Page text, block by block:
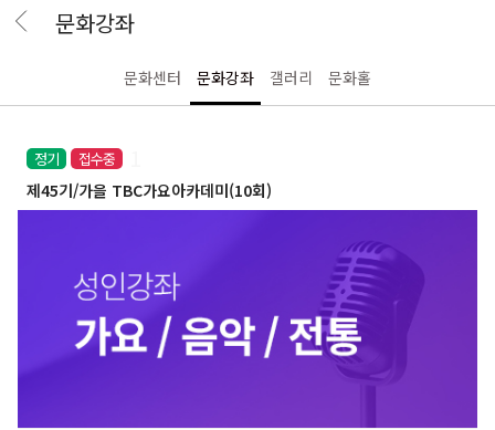
문화강좌
문화센터 문화강좌 갤러리 문화홀
정기 접수중
제45기/가을 TBC가요아카데미(10회)